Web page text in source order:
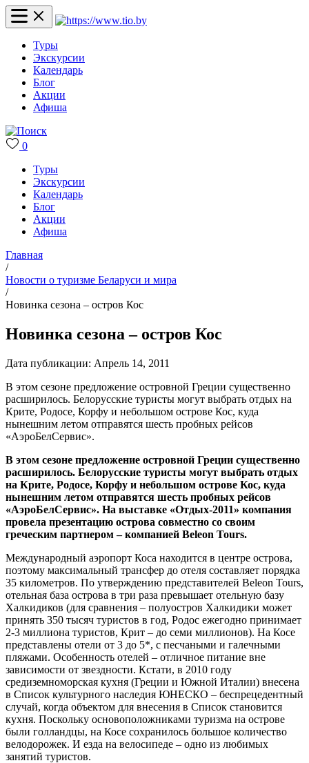
Туры
Экскурсии
Календарь
Блог
Акции
Афиша
0
Туры
Экскурсии
Календарь
Блог
Акции
Афиша
Главная
/
Новости о туризме Беларуси и мира
/
Новинка сезона – остров Кос
Новинка сезона – остров Кос
Дата публикации: Апрель 14, 2011
В этом сезоне предложение островной Греции существенно
расширилось. Белорусские туристы могут выбрать отдых на
Крите, Родосе, Корфу и небольшом острове Кос, куда
нынешним летом отправятся шесть пробных рейсов
«АэроБелСервис».
В этом сезоне предложение островной Греции существенно
расширилось. Белорусские туристы могут выбрать отдых
на Крите, Родосе, Корфу и небольшом острове Кос, куда
нынешним летом отправятся шесть пробных рейсов
«АэроБелСервис». На выставке «Отдых-2011» компания
провела презентацию острова совместно со своим
греческим партнером – компанией Beleon Tours.
Международный аэропорт Коса находится в центре острова,
поэтому максимальный трансфер до отеля составляет порядка
35 километров. По утверждению представителей Beleon Tours,
отельная база острова в три раза превышает отельную базу
Халкидиков (для сравнения – полуостров Халкидики может
принять 350 тысяч туристов в год, Родос ежегодно принимает
2-3 миллиона туристов, Крит – до семи миллионов). На Косе
представлены отели от 3 до 5*, с песчаными и галечными
пляжами. Особенность отелей – отличное питание вне
зависимости от звездности. Кстати, в 2010 году
средиземноморская кухня (Греции и Южной Италии) внесена
в Список культурного наследия ЮНЕСКО – беспрецедентный
случай, когда объектом для внесения в Список становится
кухня. Поскольку основоположниками туризма на острове
были голландцы, на Косе сохранилось большое количество
велодорожек. И езда на велосипеде – одно из любимых
занятий туристов.